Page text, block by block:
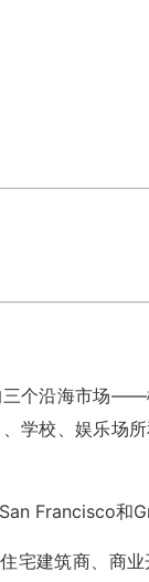
三个沿海市场
学校、娱乐场
Francisco和
宅建筑商、商